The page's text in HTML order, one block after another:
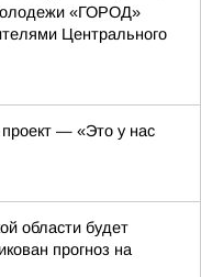
«ГОРОД»
Центрального
— «Это у нас
области будет
прогноз на